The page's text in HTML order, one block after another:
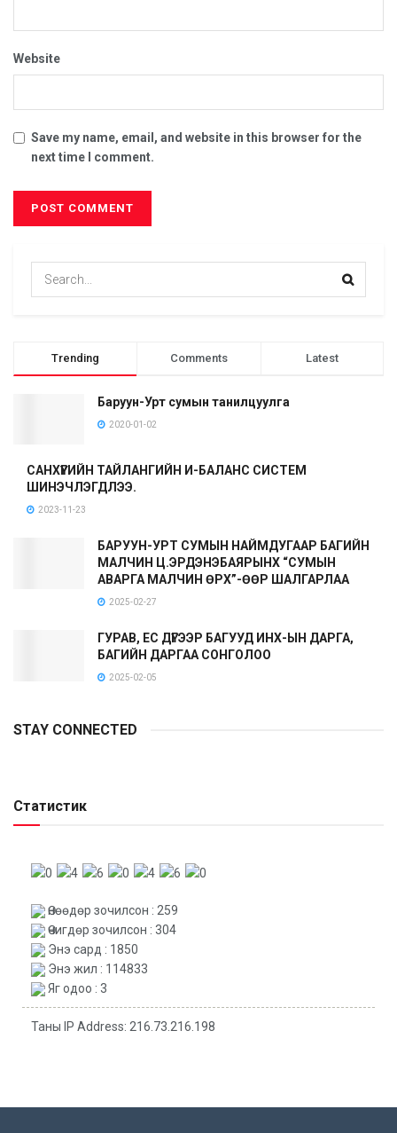
Website
Save my name, email, and website in this browser for the
next time I comment.
Trending Comments Latest
Баруун-Урт сумын танилцуулга
2020-01-02
САНХҮҮГИЙН ТАЙЛАНГИЙН И-БАЛАНС СИСТЕМ
ШИНЭЧЛЭГДЛЭЭ.
2023-11-23
БАРУУН-УРТ СУМЫН НАЙМДУГААР БАГИЙН
МАЛЧИН Ц.ЭРДЭНЭБАЯРЫНХ “СУМЫН
АВАРГА МАЛЧИН ӨРХ”-ӨӨР ШАЛГАРЛАА
2025-02-27
ГУРАВ, ЕС ДҮГЭЭР БАГУУД ИНХ-ЫН ДАРГА,
БАГИЙН ДАРГАА СОНГОЛОО
2025-02-05
STAY CONNECTED
Статистик
Өнөөдөр зочилсон : 259
Өчигдөр зочилсон : 304
Энэ сард : 1850
Энэ жил : 114833
Яг одоо : 3
Таны IP Address: 216.73.216.198